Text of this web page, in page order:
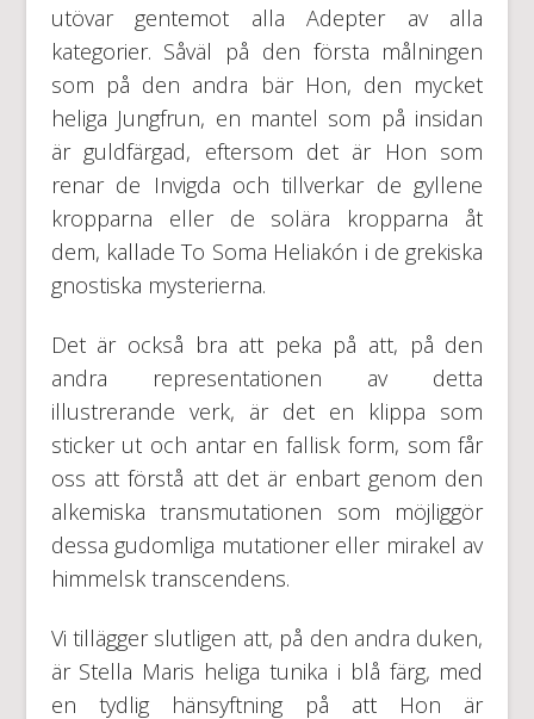
utövar gentemot alla Adepter av alla
kategorier. Såväl på den första målningen
som på den andra bär Hon, den mycket
heliga Jungfrun, en mantel som på insidan
är guldfärgad, eftersom det är Hon som
renar de Invigda och tillverkar de gyllene
kropparna eller de solära kropparna åt
dem, kallade To Soma Heliakón i de grekiska
gnostiska mysterierna.
Det är också bra att peka på att, på den
andra representationen av detta
illustrerande verk, är det en klippa som
sticker ut och antar en fallisk form, som får
oss att förstå att det är enbart genom den
alkemiska transmutationen som möjliggör
dessa gudomliga mutationer eller mirakel av
himmelsk transcendens.
Vi tillägger slutligen att, på den andra duken,
är Stella Maris heliga tunika i blå färg, med
en tydlig hänsyftning på att Hon är